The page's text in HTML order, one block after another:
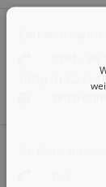
Tätig in Kassel
A1 Bau- und